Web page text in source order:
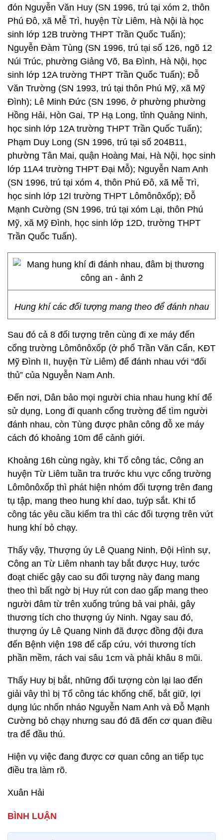
đón Nguyễn Văn Huy (SN 1996, trú tại xóm 2, thôn
Phú Đô, xã Mễ Trì, huyện Từ Liêm, Hà Nội là học
sinh lớp 12B trường THPT Trần Quốc Tuấn);
Nguyễn Đàm Tùng (SN 1996, trú tại số 126, ngõ 12
Núi Trúc, phường Giảng Võ, Ba Đình, Hà Nội, học
sinh lớp 12A trường THPT Trần Quốc Tuấn); Đỗ
Văn Trường (SN 1993, trú tại thôn Phú Mỹ, xã Mỹ
Đình); Lê Minh Đức (SN 1996, ở phường phường
Hồng Hải, Hòn Gai, TP Hạ Long, tỉnh Quảng Ninh,
học sinh lớp 12A trường THPT Trần Quốc Tuấn);
Phạm Duy Long (SN 1996, trú tại số 204B11,
phường Tân Mai, quận Hoàng Mai, Hà Nội, học sinh
lớp 11A4 trường THPT Đại Mỗ); Nguyễn Nam Anh
(SN 1996, trú tại xóm 4, thôn Phú Đô, xã Mễ Trì,
học sinh lớp 12I trường THPT Lômônôxốp); Đỗ
Mạnh Cường (SN 1996, trú tại xóm Lại, thôn Phú
Mỹ, xã Mỹ Đình, học sinh lớp 12D, trường THPT
Trần Quốc Tuấn).
Hung khí các đối tượng mang theo để đánh nhau
Sau đó cả 8 đối tượng trên cùng đi xe máy đến
cổng trường Lômônôxốp (ở phố Trần Văn Cẩn, KĐT
Mỹ Đình II, huyện Từ Liêm) để đánh nhau với “đối
thủ” của Nguyễn Nam Anh.
Đến nơi, Dân bảo mọi người chia nhau hung khí để
sử dụng, Long đi quanh cổng trường để tìm người
đánh nhau, còn Tùng được phân công đỗ xe máy
cách đó khoảng 10m để cảnh giới.
Khoảng 16h cùng ngày, khi Tổ công tác, Công an
huyện Từ Liêm tuần tra trước khu vực cổng trường
Lômônôxốp thì phát hiện nhóm đối tượng trên đang
tụ tập, mang theo hung khí dao, tuýp sắt. Khi tổ
công tác yêu cầu kiểm tra thì các đối tượng trên vứt
hung khí bỏ chạy.
Thấy vậy, Thượng úy Lê Quang Ninh, Đội Hình sự,
Công an Từ Liêm nhanh tay bắt được Huy, tước
đoạt chiếc gậy cao su đối tượng này đang mang
theo thì bất ngờ bị Huy rút con dao gấp mang theo
người đâm từ trên xuống trúng bả vai phải, gây
thương tích cho thượng úy Ninh. Ngay sau đó,
thượng úy Lê Quang Ninh đã được đồng đội đưa
đến Bệnh viện 198 để cấp cứu, với thương tích
phần mềm, rách vai sâu 1cm và phải khâu 8 mũi.
Thấy Huy bị bắt, những đối tượng còn lại lao đến
giải vây thì bị Tổ công tác khống chế, bắt giữ, lợi
dụng lúc nhốn nháo Nguyễn Nam Anh và Đỗ Mạnh
Cường bỏ chạy nhưng sau đó đã đến cơ quan điều
tra để đầu thú.
Hiện vụ việc đang được cơ quan công an tiếp tục
điều tra làm rõ.
Xuân Hải